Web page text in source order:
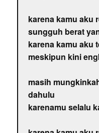
karena kamu aku
sungguh berat
karena kamu aku
meskipun kini
masih
dahulu
karenamu selalu